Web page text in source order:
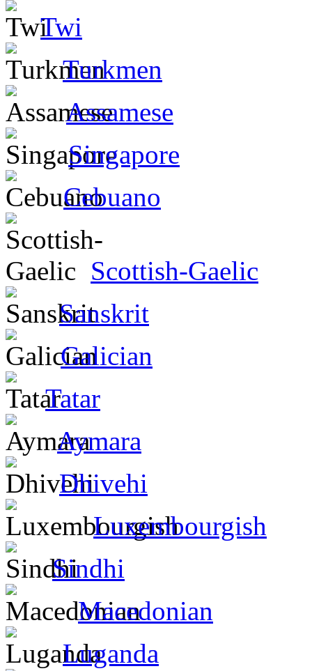
Twi
Turkmen
Assamese
Singapore
Cebuano
Scottish-Gaelic
Sanskrit
Galician
Tatar
Aymara
Dhivehi
Luxembourgish
Sindhi
Macedonian
Luganda